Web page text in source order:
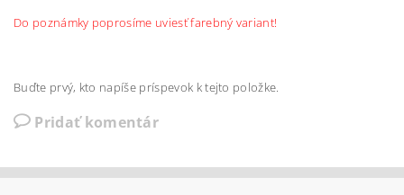
Do poznámky poprosíme uviesť farebný variant!
Buďte prvý, kto napíše príspevok k tejto položke.
Pridať komentár